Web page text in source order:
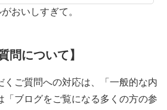
おいしすぎて。
問について】
くご質問への対応は、「一般的な内
「ブログをご覧になる多くの方の参